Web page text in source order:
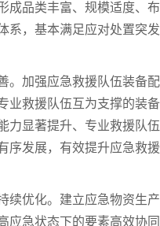
成品类丰富、规模适度、布
系，基本满足应对处置突发
加强应急救援队伍装备配
业救援队伍互为支撑的装备
力显著提升、专业救援队伍
序发展，有效提升应急救援
优化。建立应急物资生产
应急状态下的要素高效协同